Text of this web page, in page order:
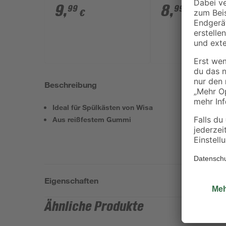
x 40/50 mm
9,99 €
mm
8,99
Beschreibung
Ideal für Spülkästen von Wisa
Aus reißfestem Gummi
Eigenschaften
Ähnliche Produkte